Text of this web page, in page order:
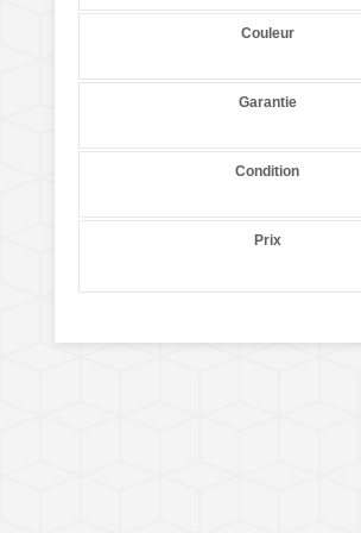
Couleur
Garantie
Condition
Prix